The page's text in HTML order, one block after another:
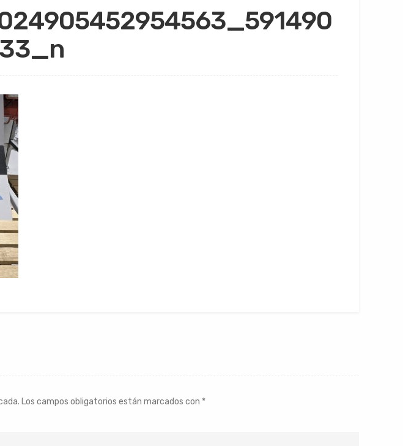
Los campos obligatorios están marcados con *